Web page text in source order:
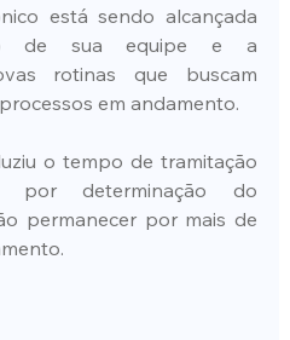
está sendo alcançada
de sua equipe e a
rotinas que buscam
em andamento.
o tempo de tramitação
por determinação do
permanecer por mais de